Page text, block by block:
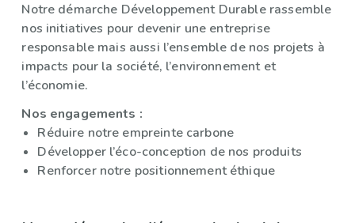
Notre démarche Développement Durable rassemble
nos initiatives pour devenir une entreprise
responsable mais aussi l’ensemble de nos projets à
impacts pour la société, l’environnement et
l’économie.
Nos engagements :
Réduire notre empreinte carbone
Développer l’éco-conception de nos produits
Renforcer notre positionnement éthique